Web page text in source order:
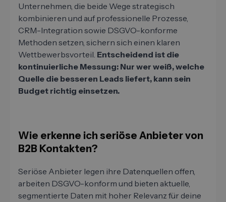
Unternehmen, die beide Wege strategisch
kombinieren und auf professionelle Prozesse,
CRM-Integration sowie DSGVO-konforme
Methoden setzen, sichern sich einen klaren
Wettbewerbsvorteil. Entscheidend ist die
kontinuierliche Messung: Nur wer weiß, welche
Quelle die besseren Leads liefert, kann sein
Budget richtig einsetzen.
Wie erkenne ich seriöse Anbieter von
B2B Kontakten?
Seriöse Anbieter legen ihre Datenquellen offen,
arbeiten DSGVO-konform und bieten aktuelle,
segmentierte Daten mit hoher Relevanz für deine